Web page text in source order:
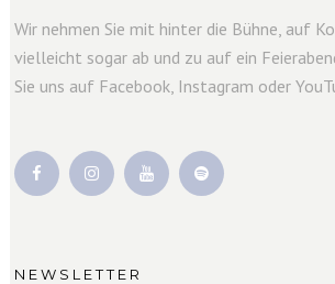
Wir nehmen Sie mit hinter die Bühne, auf
vielleicht sogar ab und zu auf ein
Sie uns auf Facebook, Instagram oder
NEWSLETTER